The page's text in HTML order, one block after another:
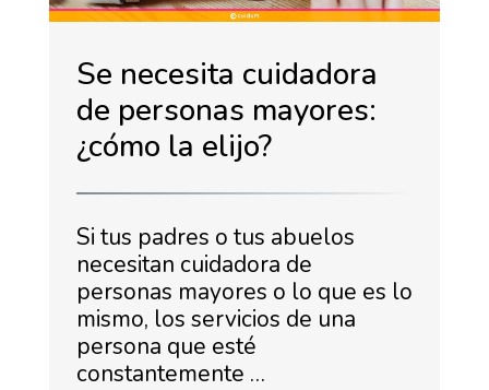
Se necesita cuidadora
de personas mayores:
¿cómo la elijo?
Si tus padres o tus abuelos
necesitan cuidadora de
personas mayores o lo que es lo
mismo, los servicios de una
persona que esté
constantemente …